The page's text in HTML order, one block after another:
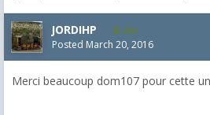
JORDIHP 204
Posted March 20, 2016
Merci beaucoup dom107 pour cette